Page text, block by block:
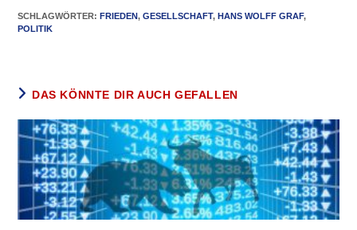
SCHLAGWÖRTER:FRIEDEN, GESELLSCHAFT, HANS WOLFF GRAF,
POLITIK
DAS KÖNNTE DIR AUCH GEFALLEN